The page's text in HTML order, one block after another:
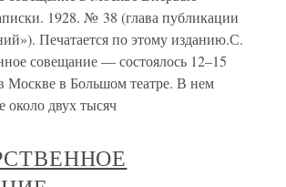
1928. № 38 (глава публикации
Печатается по этому изданию.С.
совещание — состоялось 12–15
Москве в Большом театре. В нем
около двух тысяч